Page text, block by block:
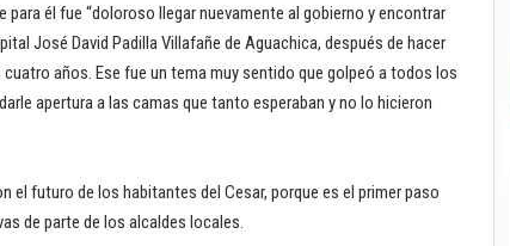
él fue “doloroso llegar nuevamente al gobierno y encontrar
José David Padilla Villafañe de Aguachica, después de hacer
años. Ese fue un tema muy sentido que golpeó a todos los
apertura a las camas que tanto esperaban y no lo hicieron
el futuro de los habitantes del Cesar, porque es el primer paso
de parte de los alcaldes locales.